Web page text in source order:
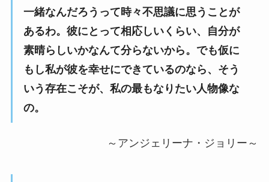
一緒なんだろうって時々不思議に思うことが
あるわ。彼にとって相応しいくらい、自分が
素晴らしいかなんて分らないから。でも仮に
もし私が彼を幸せにできているのなら、そう
いう存在こそが、私の最もなりたい人物像な
の。
～アンジェリーナ・ジョリー～